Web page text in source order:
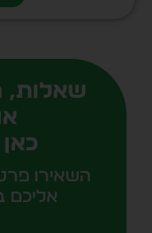
שאלות,
השאירו
אליכם